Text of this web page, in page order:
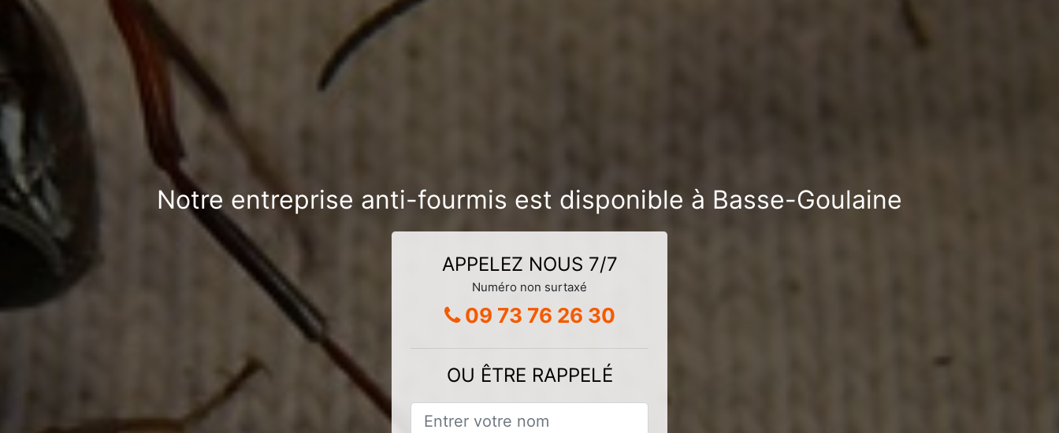
Notre entreprise anti-fourmis est disponible à Basse-Goulaine
APPELEZ NOUS 7/7
Numéro non surtaxé
09 73 76 26 30
OU ÊTRE RAPPELÉ